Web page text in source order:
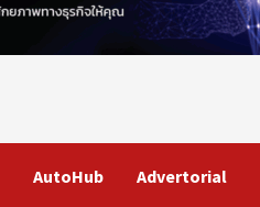
AutoHub Advertorial